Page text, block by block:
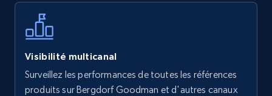
Walmart - products - Find new products by
using specific category URL
URL, Final price, Sku, Currency, Gtin,
more.
Visibilité multicanal
Surveillez les performances de toutes les références
produits sur Bergdorf Goodman et d'autres canaux